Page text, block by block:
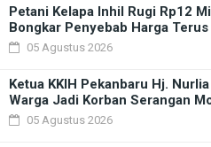
Petani Kelapa Inhil Rugi Rp12
Bongkar Penyebab Harga
05 Agustus 2026
Ketua KKIH Pekanbaru Hj.
Warga Jadi Korban Serangan
05 Agustus 2026